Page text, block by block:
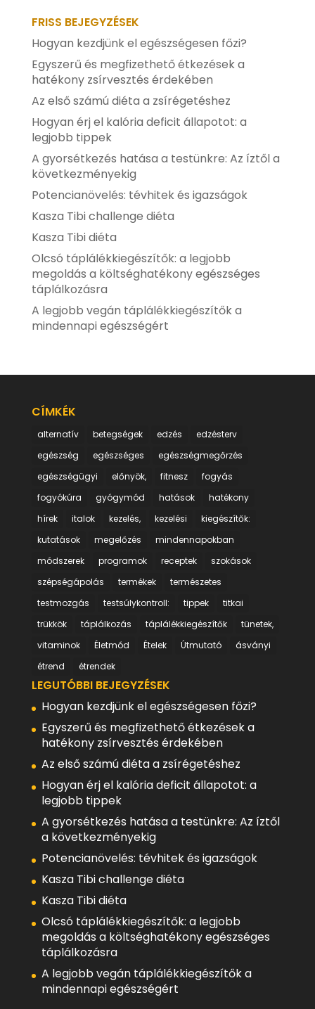
FRISS BEJEGYZÉSEK
Hogyan kezdjünk el egészségesen főzi?
Egyszerű és megfizethető étkezések a
hatékony zsírvesztés érdekében
Az első számú diéta a zsírégetéshez
Hogyan érj el kalória deficit állapotot: a
legjobb tippek
A gyorsétkezés hatása a testünkre: Az íztől a
következményekig
Potencianövelés: tévhitek és igazságok
Kasza Tibi challenge diéta
Kasza Tibi diéta
Olcsó táplálékkiegészítők: a legjobb
megoldás a költséghatékony egészséges
táplálkozásra
A legjobb vegán táplálékkiegészítők a
mindennapi egészségért
CÍMKÉK
alternatív betegségek edzés
edzésterv
egészség
egészséges
egészségmegőrzés
egészségügyi
előnyök, fitnesz
fogyás
fogyókúra
gyógymód hatások
hatékony
hírek
italok kezelés, kezelési
kiegészítők:
kutatások
megelőzés
mindennapokban
módszerek
programok receptek
szokások
szépségápolás
termékek
természetes
testmozgás
testsúlykontroll: tippek
titkai
trükkök
táplálkozás táplálékkiegészítők
tünetek,
vitaminok
Életmód Ételek Útmutató
ásványi
étrend
étrendek
LEGUTÓBBI BEJEGYZÉSEK
Hogyan kezdjünk el egészségesen főzi?
Egyszerű és megfizethető étkezések a
hatékony zsírvesztés érdekében
Az első számú diéta a zsírégetéshez
Hogyan érj el kalória deficit állapotot: a
legjobb tippek
A gyorsétkezés hatása a testünkre: Az íztől
a következményekig
Potencianövelés: tévhitek és igazságok
Kasza Tibi challenge diéta
Kasza Tibi diéta
Olcsó táplálékkiegészítők: a legjobb
megoldás a költséghatékony egészséges
táplálkozásra
A legjobb vegán táplálékkiegészítők a
mindennapi egészségért